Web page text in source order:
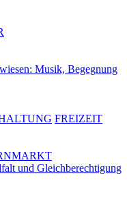
Musik, Begegnung
FREIZEIT
und Gleichberechtigung